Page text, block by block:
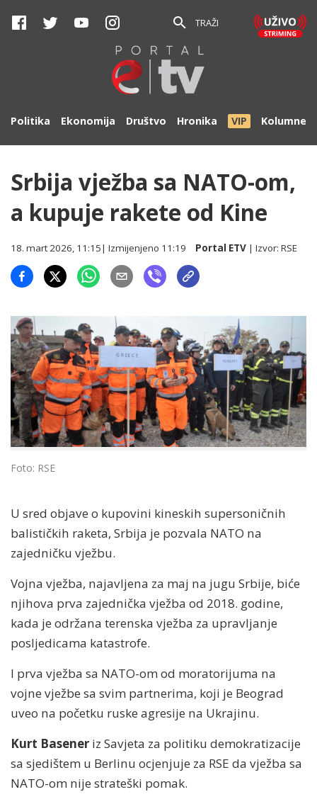
TRAŽI
Politika Ekonomija Društvo Hronika VIP Kolumne
Srbija vježba sa NATO-om,
a kupuje rakete od Kine
18. mart 2026, 11:15| Izmijenjeno 11:19 Portal ETV | Izvor:RSE
Foto: RSE
U sred objave o kupovini kineskih supersoničnih
balističkih raketa, Srbija je pozvala NATO na
zajedničku vježbu.
Vojna vježba, najavljena za maj na jugu Srbije, biće
njihova prva zajednička vježba od 2018. godine,
kada je održana terenska vježba za upravljanje
posljedicama katastrofe.
I prva vježba sa NATO-om od moratorijuma na
vojne vježbe sa svim partnerima, koji je Beograd
uveo na početku ruske agresije na Ukrajinu.
Kurt Basener iz Savjeta za politiku demokratizacije
sa sjedištem u Berlinu ocjenjuje za RSE da vježba sa
NATO-om nije strateški pomak.